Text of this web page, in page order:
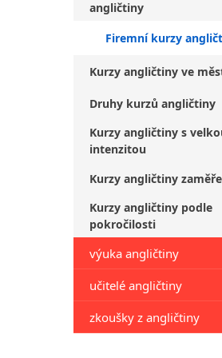
angličtiny
Kurzy angličtiny ve
Druhy kurzů angličtiny
Kurzy angličtiny s
intenzitou
Kurzy angličtiny
Kurzy angličtiny podle
pokročilosti
výuka angličtiny
učitelé angličtiny
zkoušky z angličtiny